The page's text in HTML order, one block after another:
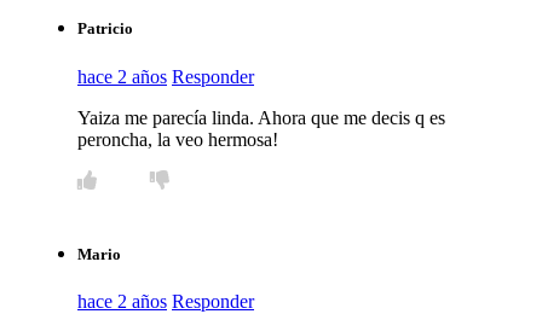
Patricio
hace 2 años Responder
Yaiza me parecía linda. Ahora que me decis q es
peroncha, la veo hermosa!
Mario
hace 2 años Responder